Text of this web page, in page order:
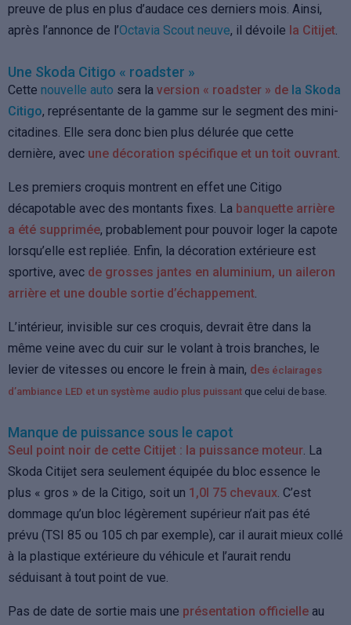
preuve de plus en plus d’audace ces derniers mois. Ainsi,
après l’annonce de l’Octavia Scout neuve, il dévoile la Citijet
Une Skoda Citigo « roadster »
Cette nouvelle auto sera la version « roadster » de la Skoda
Citigo, représentante de la gamme sur le segment des mini-
citadines. Elle sera donc bien plus délurée que cette
dernière, avec une décoration spécifique et un toit ouvrant
Les premiers croquis montrent en effet une Citigo
décapotable avec des montants fixes. La banquette arrière
a été supprimée, probablement pour pouvoir loger la capote
lorsqu’elle est repliée. Enfin, la décoration extérieure est
sportive, avec de grosses jantes en aluminium, un aileron
arrière et une double sortie d’échappement
L’intérieur, invisible sur ces croquis, devrait être dans la
même veine avec du cuir sur le volant à trois branches, le
levier de vitesses ou encore le frein à main, des éclairages
d’ambiance LED et un système audio plus puissant que celui de base.
Manque de puissance sous le capot
Seul point noir de cette Citijet : la puissance moteur . La
Skoda Citijet sera seulement équipée du bloc essence le
plus « gros » de la Citigo, soit un 1,0l 75 chevaux . C’est
dommage qu’un bloc légèrement supérieur n’ait pas été
prévu (TSI 85 ou 105 ch par exemple), car il aurait mieux collé
à la plastique extérieure du véhicule et l’aurait rendu
séduisant à tout point de vue.
Pas de date de sortie mais une présentation officielle au